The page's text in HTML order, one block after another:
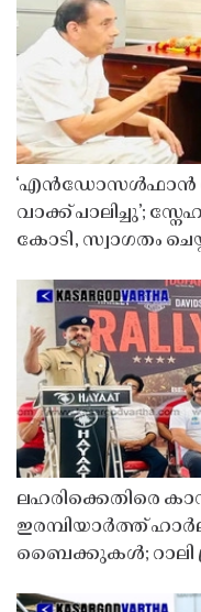
‘എൻഡോസൾഫാൻ
വാക്ക് പാലിച്ചു’;
കോടി, സ്വാഗതം
ലഹരിക്കെതിരെ
ഇരമ്പിയാർത്ത്
ബൈക്കുകൾ; റാലി